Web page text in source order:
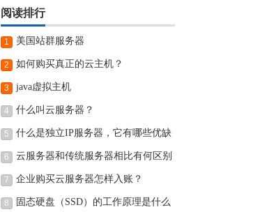
阅读排行
1 美国站群服务器
2 如何购买真正的云主机？
3 java虚拟主机
4 什么叫云服务器？
5
什么是独立IP服务器，它有哪些优缺
点
6 云服务器和传统服务器相比有何区别
7 企业购买云服务器怎样入账？
8 固态硬盘（SSD）的工作原理是什么